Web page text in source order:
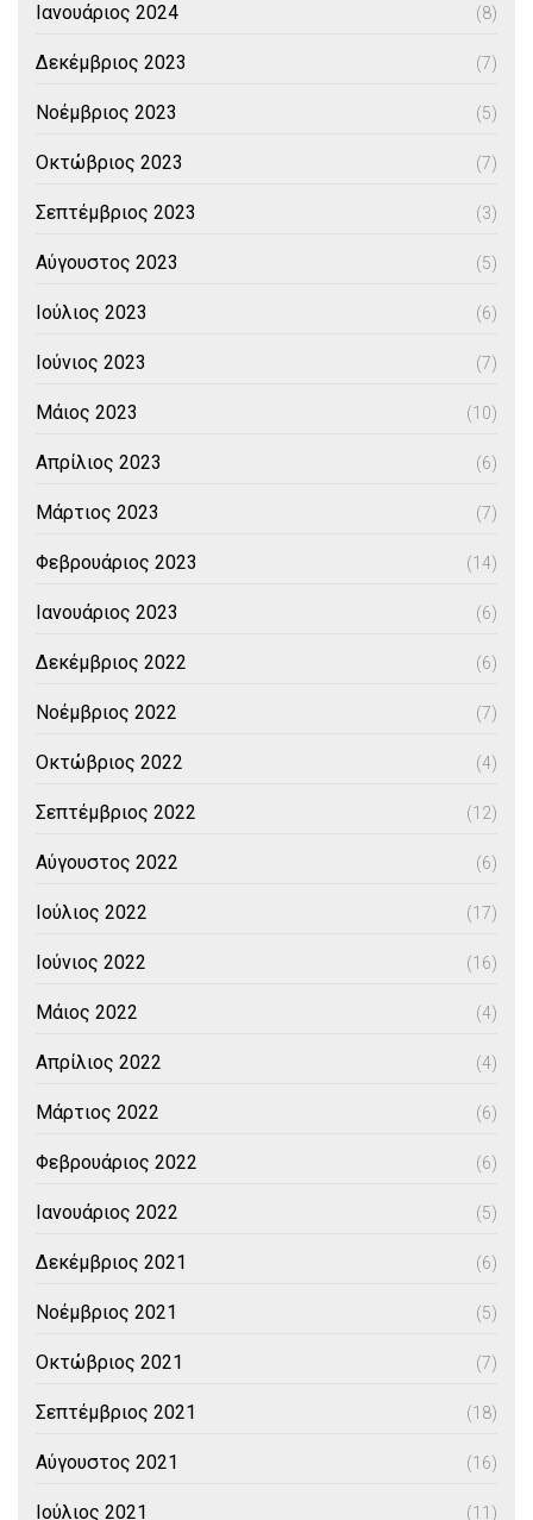
Ιανουάριος 2024 (8)
Δεκέμβριος 2023 (7)
Νοέμβριος 2023 (5)
Οκτώβριος 2023 (7)
Σεπτέμβριος 2023 (3)
Αύγουστος 2023 (5)
Ιούλιος 2023 (6)
Ιούνιος 2023 (7)
Μάιος 2023 (10)
Απρίλιος 2023 (6)
Μάρτιος 2023 (7)
Φεβρουάριος 2023 (14)
Ιανουάριος 2023 (6)
Δεκέμβριος 2022 (6)
Νοέμβριος 2022 (7)
Οκτώβριος 2022 (4)
Σεπτέμβριος 2022 (12)
Αύγουστος 2022 (6)
Ιούλιος 2022 (17)
Ιούνιος 2022 (16)
Μάιος 2022 (4)
Απρίλιος 2022 (4)
Μάρτιος 2022 (6)
Φεβρουάριος 2022 (6)
Ιανουάριος 2022 (5)
Δεκέμβριος 2021 (6)
Νοέμβριος 2021 (5)
Οκτώβριος 2021 (7)
Σεπτέμβριος 2021 (18)
Αύγουστος 2021 (16)
Ιούλιος 2021 (11)